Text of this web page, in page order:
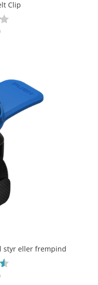
Clip
styr eller frempind